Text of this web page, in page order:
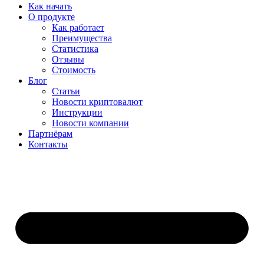
Как начать
О продукте
Как работает
Преимущества
Статистика
Отзывы
Стоимость
Блог
Статьи
Новости криптовалют
Инструкции
Новости компании
Партнёрам
Контакты